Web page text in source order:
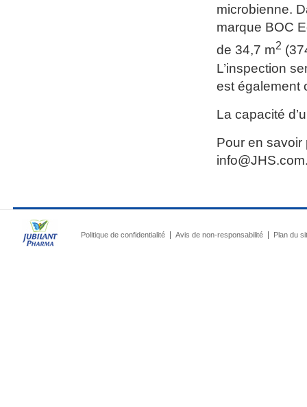
microbienne.
marque BOC
de 34,7 m2
L’inspection
est également
La capacité
Pour en savoir
info@JHS.com
Politique de confidentialité Avis de non-responsabilité Plan du